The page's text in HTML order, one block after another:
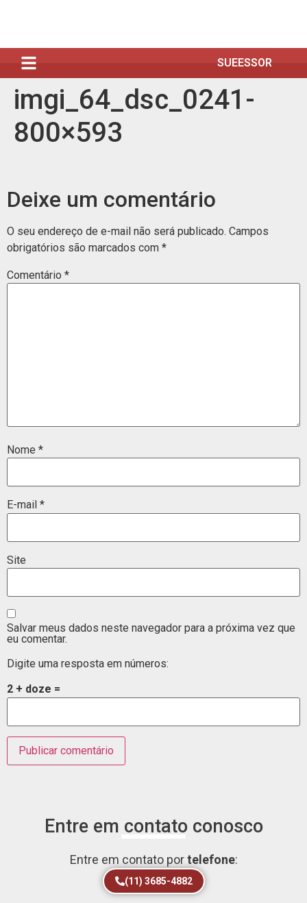
SUEESSOR
imgi_64_dsc_0241-
800×593
Deixe um comentário
O seu endereço de e-mail não será publicado. Campos
obrigatórios são marcados com *
Comentário *
Nome *
E-mail *
Site
Salvar meus dados neste navegador para a próxima vez que
eu comentar.
Digite uma resposta em números:
2 + doze =
Entre em contato conosco
Entre em contato portelefone:
(11) 3685-4882